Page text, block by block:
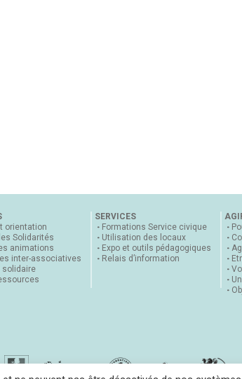
orientation
Solidarités
animations
inter-associatives
solidaire
SERVICES
Formations Service civique
Utilisation des locaux
Expo et outils pédagogiques
Relais d’information